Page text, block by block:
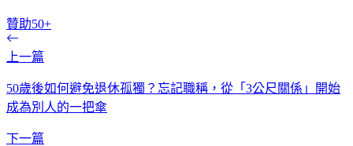
贊助50+
上一篇
50歲後如何避免退休孤獨？忘記職稱，從「3公尺關係」開始
成為別人的一把傘
下一篇